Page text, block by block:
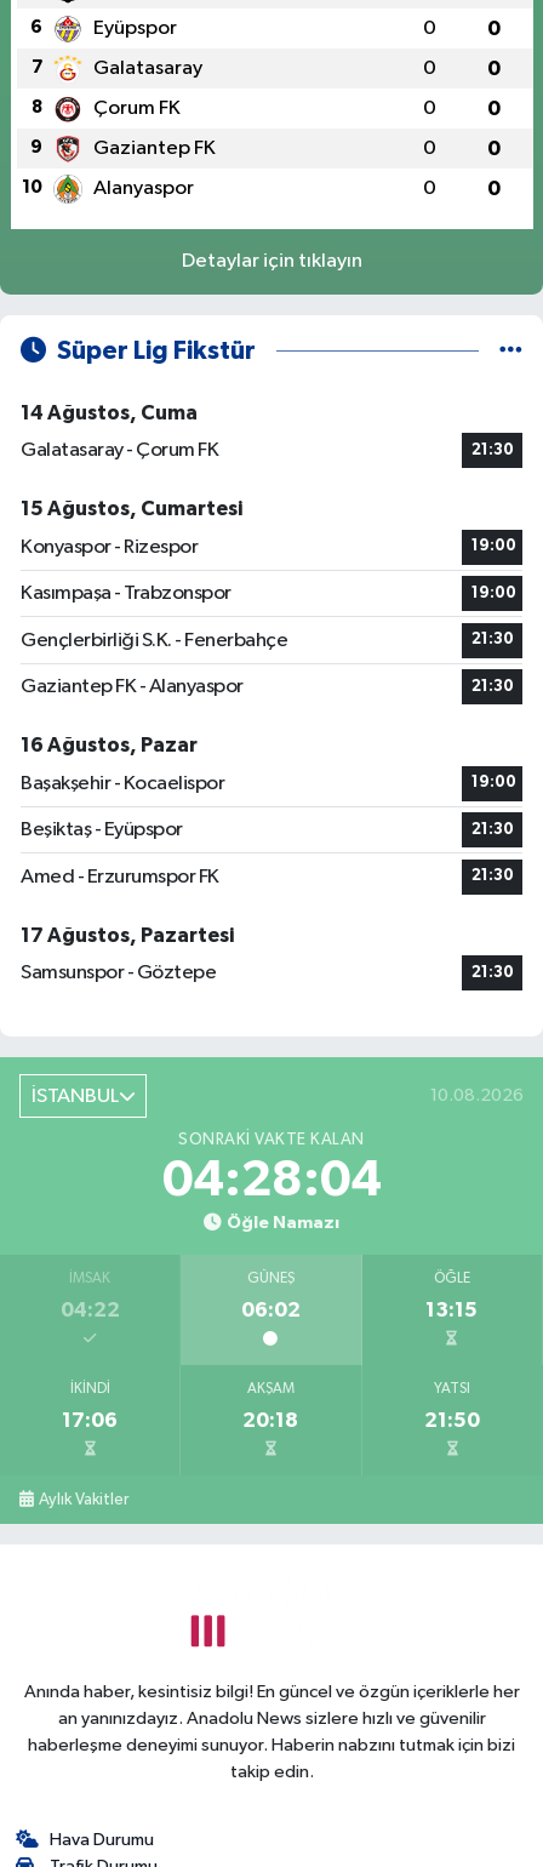
6 Eyüpspor 0 0
7 Galatasaray 0 0
8 Çorum FK 0 0
9 Gaziantep FK 0 0
10 Alanyaspor 0 0
Detaylar için tıklayın
Süper Lig Fikstür
14 Ağustos, Cuma
Galatasaray - Çorum FK
21:30
15 Ağustos, Cumartesi
Konyaspor - Rizespor
19:00
Kasımpaşa - Trabzonspor 19:00
Gençlerbirliği S.K. - Fenerbahçe 21:30
Gaziantep FK - Alanyaspor 21:30
16 Ağustos, Pazar
Başakşehir - Kocaelispor
19:00
Beşiktaş - Eyüpspor 21:30
Amed - Erzurumspor FK 21:30
17 Ağustos, Pazartesi
Samsunspor - Göztepe
21:30
İSTANBUL 10.08.2026
SONRAKI VAKTE KALAN
04:28:04
Öğle Namazı
İMSAK
04:22
GÜNEŞ
06:02
ÖĞLE
13:15
İKINDI
17:06
AKŞAM
20:18
YATSI
21:50
Aylık Vakitler
Anında haber, kesintisiz bilgi! En güncel ve özgün içeriklerle her
an yanınızdayız. Anadolu News sizlere hızlı ve güvenilir
haberleşme deneyimi sunuyor. Haberin nabzını tutmak için bizi
takip edin.
Hava Durumu